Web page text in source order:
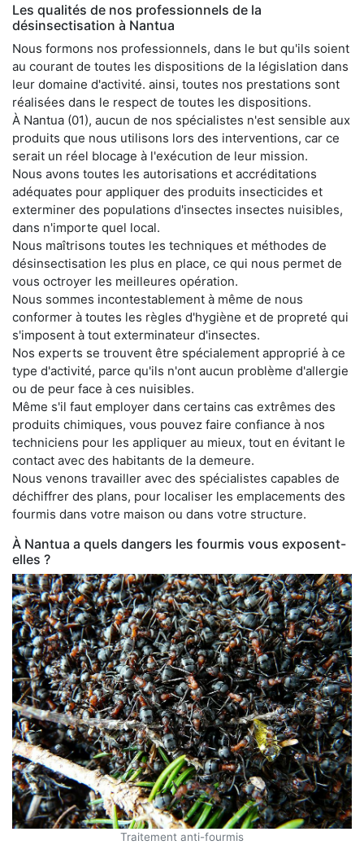
Les qualités de nos professionnels de la
désinsectisation à Nantua
Nous formons nos professionnels, dans le but qu'ils soient
au courant de toutes les dispositions de la législation dans
leur domaine d'activité. ainsi, toutes nos prestations sont
réalisées dans le respect de toutes les dispositions.
À Nantua (01), aucun de nos spécialistes n'est sensible aux
produits que nous utilisons lors des interventions, car ce
serait un réel blocage à l'exécution de leur mission.
Nous avons toutes les autorisations et accréditations
adéquates pour appliquer des produits insecticides et
exterminer des populations d'insectes insectes nuisibles,
dans n'importe quel local.
Nous maîtrisons toutes les techniques et méthodes de
désinsectisation les plus en place, ce qui nous permet de
vous octroyer les meilleures opération.
Nous sommes incontestablement à même de nous
conformer à toutes les règles d'hygiène et de propreté qui
s'imposent à tout exterminateur d'insectes.
Nos experts se trouvent être spécialement approprié à ce
type d'activité, parce qu'ils n'ont aucun problème d'allergie
ou de peur face à ces nuisibles.
Même s'il faut employer dans certains cas extrêmes des
produits chimiques, vous pouvez faire confiance à nos
techniciens pour les appliquer au mieux, tout en évitant le
contact avec des habitants de la demeure.
Nous venons travailler avec des spécialistes capables de
déchiffrer des plans, pour localiser les emplacements des
fourmis dans votre maison ou dans votre structure.
À Nantua a quels dangers les fourmis vous exposent-
elles ?
Traitement anti-fourmis